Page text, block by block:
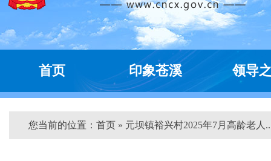
首页 印象苍溪 领导
您当前的位置： 首页 » 元坝镇裕兴村2025年7月高龄老人